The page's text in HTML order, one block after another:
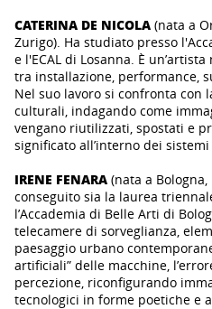
CATERINA DE NICOLA (nata a
Zurigo). Ha studiato presso
e l'ECAL di Losanna. È
tra installazione, performance,
Nel suo lavoro si confronta con
culturali, indagando come
vengano riutilizzati, spostati e
significato all’interno dei
IRENE FENARA (nata a
conseguito sia la laurea
l’Accademia di Belle Arti di
telecamere di sorveglianza,
paesaggio urbano
artificiali” delle macchine,
percezione, riconfigurando
tecnologici in forme poetiche e